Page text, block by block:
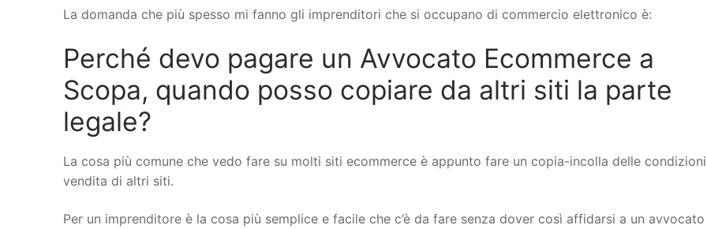
La domanda che più spesso mi fanno gli imprenditori che si occupano di commercio elettronico è:
Perché devo pagare un Avvocato Ecommerce a
Scopa, quando posso copiare da altri siti la parte
legale?
La cosa più comune che vedo fare su molti siti ecommerce è appunto fare un copia-incolla delle
vendita di altri siti.
Per un imprenditore è la cosa più semplice e facile che c’è da fare senza dover così affidarsi a un avvocato